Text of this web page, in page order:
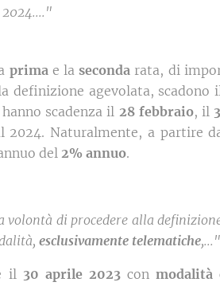
2024...."
prima e laseconda rata, di
definizione agevolata, scadono
scadenza il 28 febbraio, il
2024. Naturalmente, a partire
del 2% annuo.
di procedere alla
esclusivamente telematiche,..."
il 30 aprile 2023con modalità